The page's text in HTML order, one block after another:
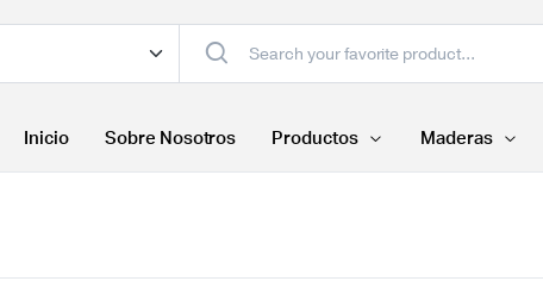
Inicio Sobre Nosotros Productos Maderas